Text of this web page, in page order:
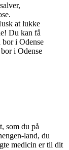
at lukke
Du kan få
bor i Odense
i Odense
som du på
land, du
medicin er til dit